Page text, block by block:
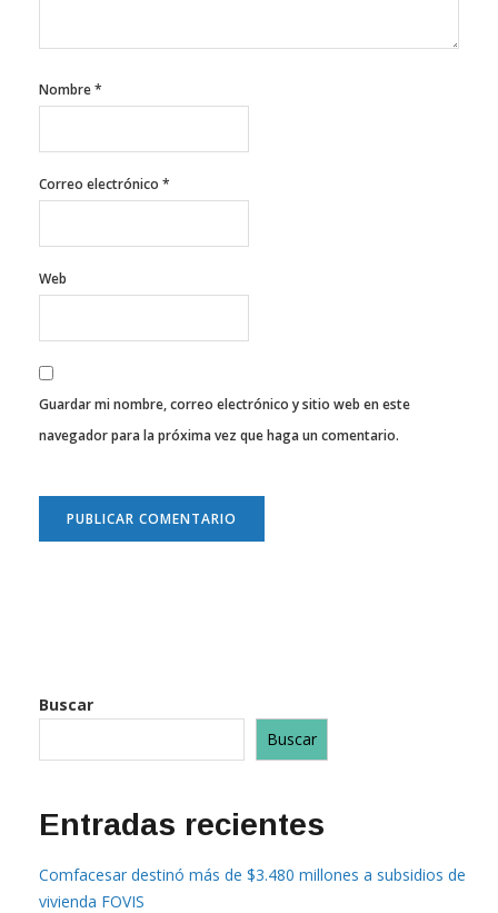
Nombre*
Correo electrónico *
Web
Guardar mi nombre, correo electrónico y sitio web en este
navegador para la próxima vez que haga un comentario.
Buscar
Buscar
Entradas recientes
Comfacesar destinó más de $3.480 millones a subsidios de
vivienda FOVIS